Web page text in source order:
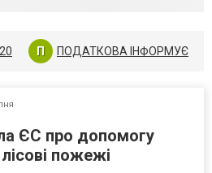
П ПОДАТКОВА ІНФОРМУЄ
ЄС про допомогу
пожежі